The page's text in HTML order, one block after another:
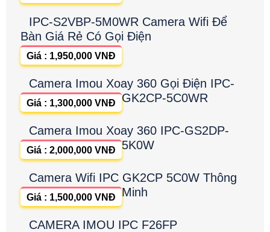
IPC-S2VBP-5M0WR Camera Wifi Để
Bàn Giá Rẻ Có Gọi Điện
Giá : 1,950,000 VNĐ
Camera Imou Xoay 360 Gọi Điện IPC-
GK2CP-5C0WR
Giá : 1,300,000 VNĐ
Camera Imou Xoay 360 IPC-GS2DP-
5K0W
Giá : 2,000,000 VNĐ
Camera Wifi IPC GK2CP 5C0W Thông
Minh
Giá : 1,500,000 VNĐ
CAMERA IMOU IPC F26FP